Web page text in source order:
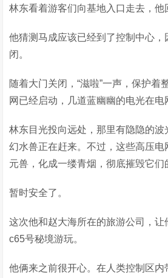
林东看着游客们向基地入口走去，他
他猜测马成应该已经到了控制中心，
闭。
随着大门关闭，“滋啦”一声，保护着
网已经启动，几道蓝幽幽的电光在电
林东目光投向远处，那里有隐隐的波
幻水兽正在赶来。不过，这些高压电
元兽，化成一缕青烟，彻底摧毁它们
暂时安全了。
这次他和赵大海所在的旅游公司，让
c65号秘境游玩。
他俩来之前很开心。在人类控制区内